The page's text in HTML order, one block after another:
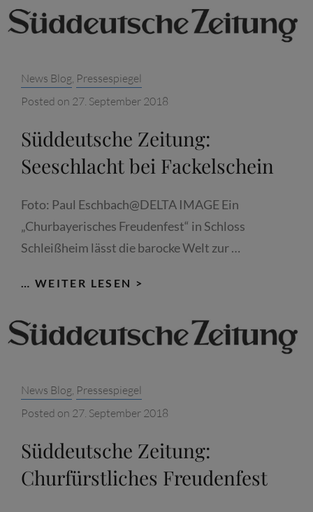
BAROCKE
HERRLICHKEIT
Categories:
News Blog, Pressespiegel
Posted on 27. September 2018
Süddeutsche Zeitung:
Seeschlacht bei Fackelschein
Foto: Paul Eschbach@DELTA IMAGE Ein
„Churbayerisches Freudenfest“ in Schloss
Schleißheim lässt die barocke Welt zur …
… WEITER LESEN >
SEESCHLACHT
BEI
Categories:
News Blog Pressespiegel
Posted on 27. September 2018
Süddeutsche Zeitung:
Churfürstliches Freudenfest